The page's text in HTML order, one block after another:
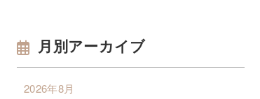
月別アーカイブ
2026年8月